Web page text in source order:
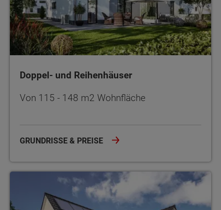
Doppel- und Reihenhäuser
Von 115 - 148 m2 Wohnfläche
GRUNDRISSE & PREISE
Zweifamilienhäuser